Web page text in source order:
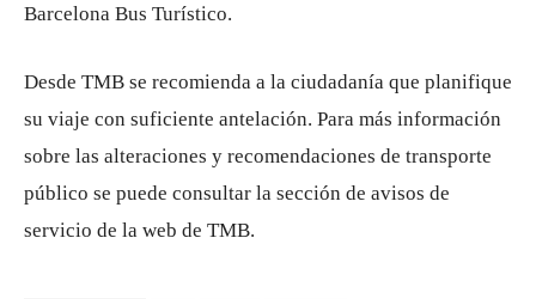
Barcelona Bus Turístico.
Desde TMB se recomienda a la ciudadanía que planifique
su viaje con suficiente antelación. Para más información
sobre las alteraciones y recomendaciones de transporte
público se puede consultar la sección de avisos de
servicio de la web de TMB.